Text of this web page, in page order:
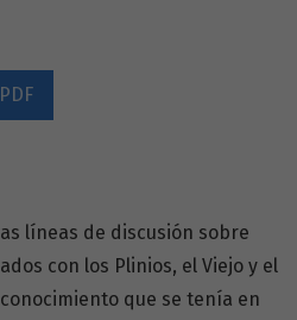
PDF
líneas de discusión sobre
con los Plinios, el Viejo y el
que se tenía en